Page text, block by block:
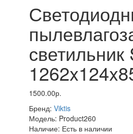
светильник
1500.00р.
Бренд: Viktis
Модель: Product260
Наличие: Есть в наличии